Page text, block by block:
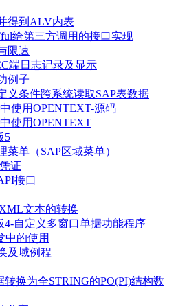
得到ALV内表
给第三方调用的接口实现
限速
端日志记录及显示
例子
义条件跨系统读取SAP表数据
使用OPENTEXT-源码
使用OPENTEXT
5
菜单（SAP区域菜单）
证
接口
文本的转换
4-自定义多窗口单据功能程序
中的使用
及域例程
换为全STRING的PO(PI)结构数